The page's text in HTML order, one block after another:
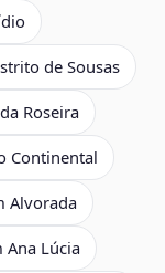
de Sousas
Roseira
Continental
Alvorada
Ana Lúcia